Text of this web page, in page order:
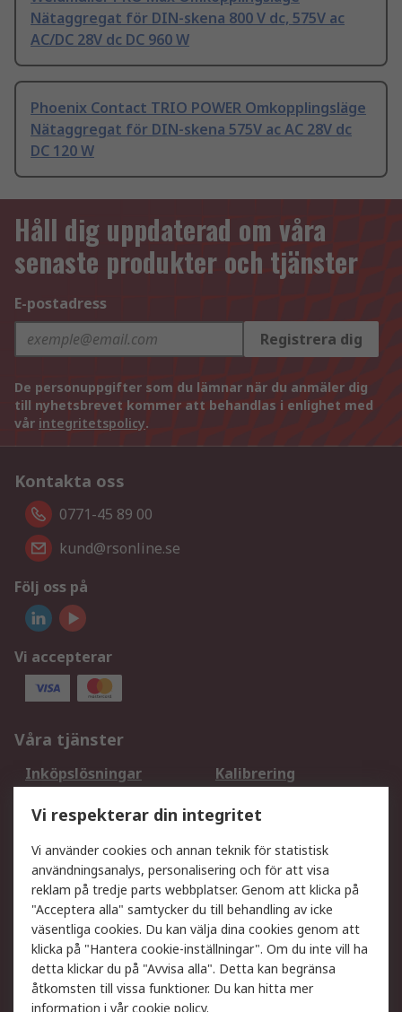
Nätaggregat för DIN-skena 800 V dc, 575V ac
AC/DC 28V dc DC 960 W
Phoenix Contact TRIO POWER Omkopplingsläge
Nätaggregat för DIN-skena 575V ac AC 28V dc
DC 120 W
Håll dig uppdaterad om våra
senaste produkter och tjänster
E-postadress
Registrera dig
De personuppgifter som du lämnar när du anmäler dig
till nyhetsbrevet kommer att behandlas i enlighet med
vår integritetspolicy.
Kontakta oss
0771-45 89 00
kund@rsonline.se
Följ oss på
Vi accepterar
Våra tjänster
Inköpslösningar
Kalibrering
DesignSpark
Teknisk Support
Ditt lokala säljteam
Exportlösningar
Support
Få hjälp
Retur av varor
Leverans
Spåra din order
Begär en fakturakopi
Fördelar med RS-konto
Betalningsalternativ
Vi respekterar din integritet
Vi använder cookies och annan teknik för statistisk
användningsanalys, personalisering och för att visa
reklam på tredje parts webbplatser. Genom att klicka på
"Acceptera alla" samtycker du till behandling av icke
väsentliga cookies. Du kan välja dina cookies genom att
klicka på "Hantera cookie-inställningar". Om du inte vill ha
detta klickar du på "Avvisa alla". Detta kan begränsa
åtkomsten till vissa funktioner. Du kan hitta mer
information i vårcookie policy.